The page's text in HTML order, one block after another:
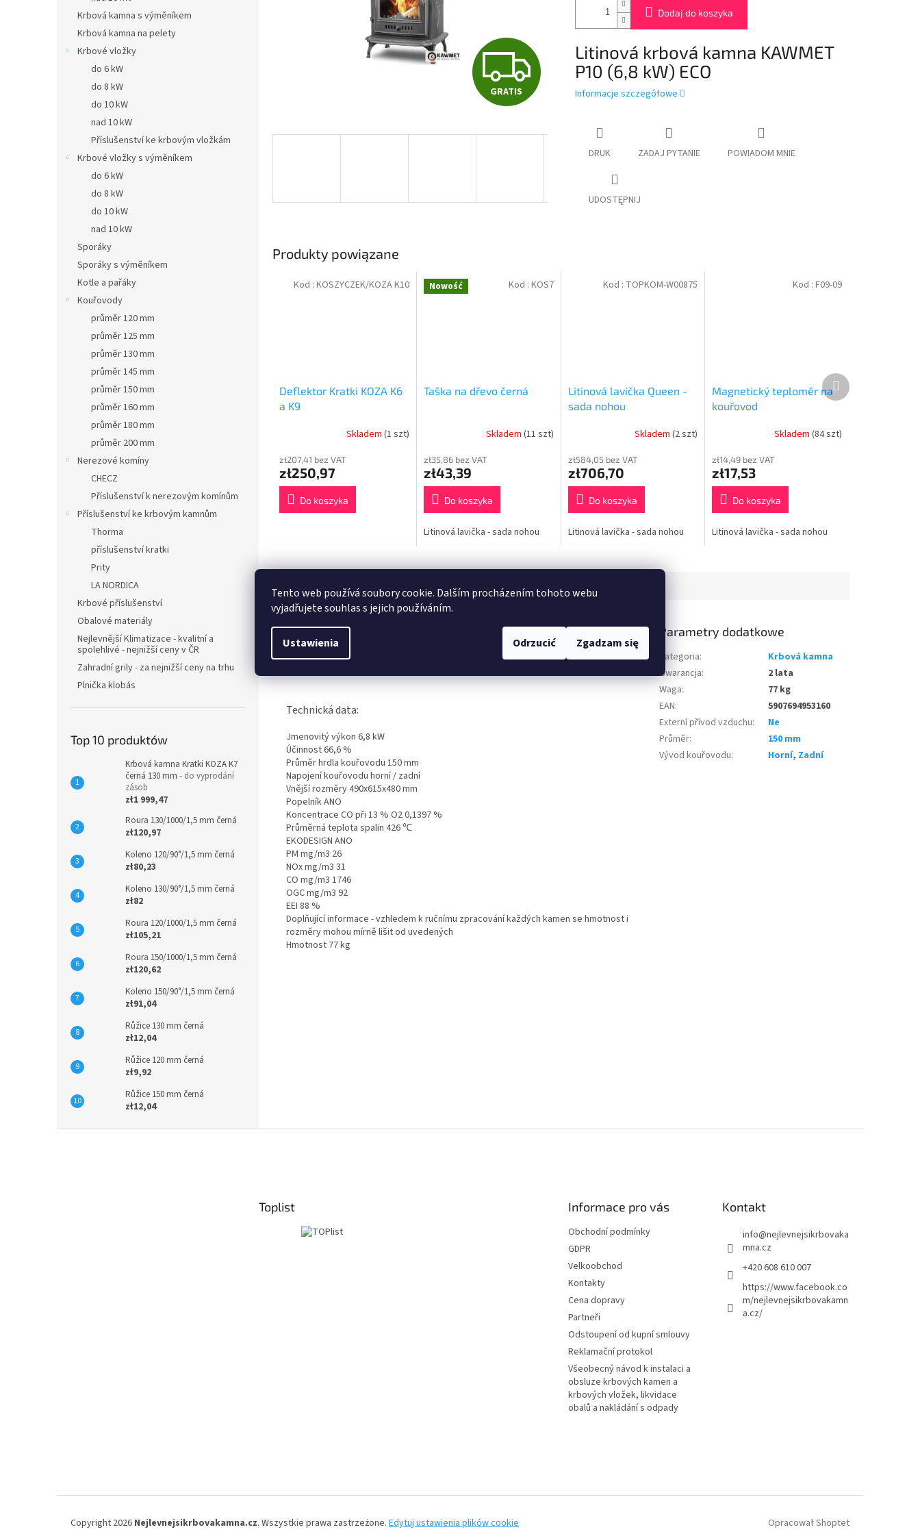
Tento web používá soubory cookie. Dalším procházením tohoto webu
vyjadřujete souhlas s jejich používáním.
Ustawienia Odrzucić Zgadzam się
Krbová kamna s výměníkem
Krbová kamna na pelety
Krbové vložky
do 6 kW
do 8 kW
do 10 kW
nad 10 kW
Příslušenství ke krbovým vložkám
Krbové vložky s výměníkem
do 6 kW
do 8 kW
do 10 kW
nad 10 kW
Sporáky
Sporáky s výměníkem
Kotle a pařáky
Kouřovody
průměr 120 mm
průměr 125 mm
průměr 130 mm
průměr 145 mm
průměr 150 mm
průměr 160 mm
průměr 180 mm
průměr 200 mm
Nerezové komíny
CHECZ
Příslušenství k nerezovým komínům
Příslušenství ke krbovým kamnům
Thorma
příslušenství kratki
Prity
LA NORDICA
Krbové příslušenství
Obalové materiály
Nejlevnější Klimatizace - kvalitní a
spolehlivé - nejnižší ceny v ČR
Zahradní grily - za nejnižší ceny na trhu
Plnička klobás
Top 10 produktów
Krbová kamna Kratki KOZA K7
černá 130 mm - do vyprodání
zásob
zł1 999,47
Roura 130/1000/1,5 mm černá
zł120,97
Koleno 120/90°/1,5 mm černá
zł80,23
Koleno 130/90°/1,5 mm černá
zł82
Roura 120/1000/1,5 mm černá
zł105,21
Roura 150/1000/1,5 mm černá
zł120,62
Koleno 150/90°/1,5 mm černá
zł91,04
Růžice 130 mm černá
zł12,04
Růžice 120 mm černá
zł9,92
Růžice 150 mm černá
zł12,04
G
R
T
GRATIS
Dodaj do koszyka
Litinová krbová kamna KAWMET
P10 (6,8 kW) ECO
Informacje szczegółowe
DRUK ZADAJ PYTANIE POWIADOM MNIE
UDOSTĘPNIJ
Produkty powiązane
Deflektor Kratki KOZA K6
a K9
Skladem (1 szt)
zł207,41 bez VAT
zł250,97
Do koszyka
Kod : KOSZYCZEK/KOZA K10 Nowość
Taška na dřevo černá
Skladem (11 szt)
zł35,86 bez VAT
zł43,39
Do koszyka
Litinová lavička - sada nohou
Kod : KOS7
Litinová lavička Queen -
sada nohou
Skladem(2 szt)
zł584,05 bez VAT
zł706,70
Do koszyka
Litinová lavička - sada nohou
Kod : TOPKOM-W00875
Magnetický teploměr na
kouřovod
Skladem (84 szt)
zł14,49 bez VAT
zł17,53
Do koszyka
Litinová lavička - sada nohou
Kod : F09-09
Produkt
następny
Opis Podobne (8) Pliki powiązane (5)
Opis szczegółowy produktu
Litinová krbová kamna
Technická data:
Jmenovitý výkon 6,8 kW
Účinnost 66,6%
Průměr hrdla kouřovodu 150 mm
Napojení kouřovodu horní / zadní
Vnější rozměry 490x615x480 mm
PopelníkANO
Koncentrace CO při 13 % O2 0,1397 %
Průměrná teplota spalin 426℃
EKODESIGN ANO
PM mg/m3 26
NOx mg/m3 31
CO mg/m3 1746
OGC mg/m3 92
EEI 88 %
Doplňující informace - vzhledem k ručnímu zpracování každých kamen se hmotnost i
rozměry mohou mírně lišit od uvedených
Hmotnost 77 kg
Parametry dodatkowe
Kategoria:
Krbová kamna
Gwarancja:
2 lata
Waga:
77 kg
EAN:
5907694953160
Externí přívod vzduchu:
Ne
Průměr:
150 mm
Vývod kouřovodu: Horní, Zadní
Toplist Informace pro vás
Obchodní podmínky
GDPR
Velkoobchod
Kontakty
Cena dopravy
Partneři
Odstoupení od kupní smlouvy
Reklamační protokol
Všeobecný návod k instalaci a
obsluze krbových kamen a
krbových vložek, likvidace
obalů a nakládání s odpady
Kontakt
info@nejlevnejsikrbovaka
mna.cz
+420 608 610 007
https://www.facebook.co
m/nejlevnejsikrbovakamn
a.cz/
Opracował Shoptet
Copyright 2026 Nejlevnejsikrbovakamna.cz. Wszystkie prawa zastrzeżone. Edytuj ustawienia plików cookie